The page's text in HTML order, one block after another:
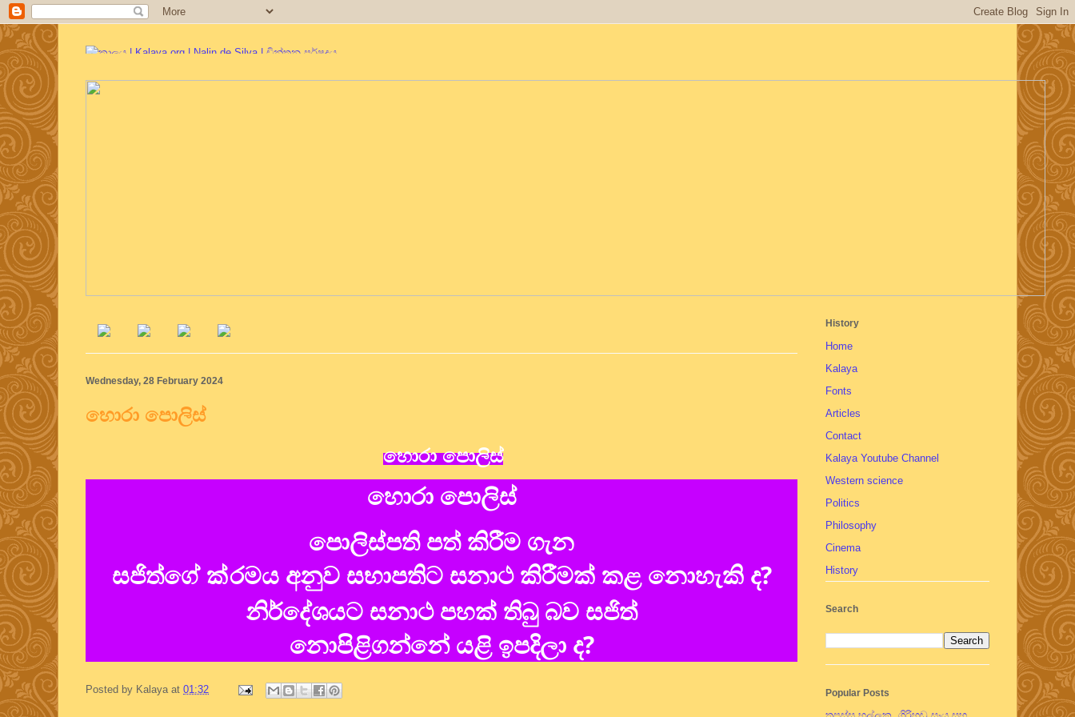
Wednesday, 28 February 2024
හොරා පොලිස්
හොරා පොලිස්
හොරා පොලිස්
පොලිස්පති පත් කිරීම ගැන
සජිත්ගේ ක්රමය අනුව සභාපතිට සනාථ කිරීමක් කළ නොහැකි ද?
නිර්දේශයට සනාථ පහක් තිබු බව සජිත්
නොපිළිගන්නේ යළි ඉපදිලා ද?
Posted by Kalaya at 01:32
History
Home
Kalaya
Fonts
Articles
Contact
Kalaya Youtube Channel
Western science
Politics
Philosophy
Cinema
History
Search
Popular Posts